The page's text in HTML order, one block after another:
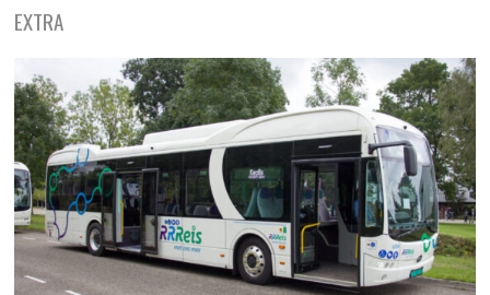
EXTRA